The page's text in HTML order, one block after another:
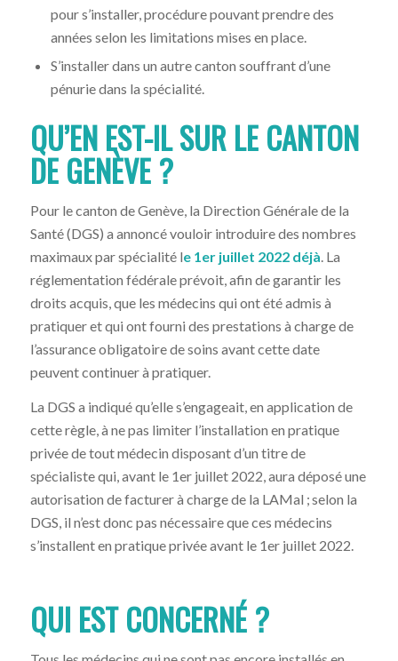
pour s’installer, procédure pouvant prendre des
années selon les limitations mises en place.
S’installer dans un autre canton souffrant d’une
pénurie dans la spécialité.
QU’EN EST-IL SUR LE CANTON
DE GENÈVE ?
Pour le canton de Genève, la Direction Générale de la
Santé (DGS) a annoncé vouloir introduire des nombres
maximaux par spécialité le 1er juillet 2022 déjà . La
réglementation fédérale prévoit, afin de garantir les
droits acquis, que les médecins qui ont été admis à
pratiquer et qui ont fourni des prestations à charge de
l’assurance obligatoire de soins avant cette date
peuvent continuer à pratiquer.
La DGS a indiqué qu’elle s’engageait, en application de
cette règle, à ne pas limiter l’installation en pratique
privée de tout médecin disposant d’un titre de
spécialiste qui, avant le 1er juillet 2022, aura déposé une
autorisation de facturer à charge de la LAMal ; selon la
DGS, il n’est donc pas nécessaire que ces médecins
s’installent en pratique privée avant le 1er juillet 2022.
QUI EST CONCERNÉ ?